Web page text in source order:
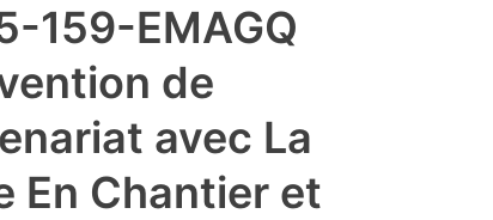
159-EMAGQ
de
avec La
En Chantier et